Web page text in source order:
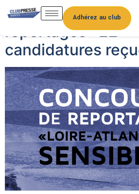
Adhérez au club
Premier concours
reportages : 22
candidatures